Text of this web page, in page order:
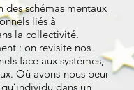
des schémas mentaux
liés à
la collectivité.
: on revisite nos
face aux systèmes,
Où avons-nous peur
dans un